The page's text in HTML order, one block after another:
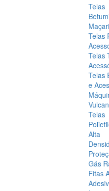
Telas
Telas
Telas
Telas
e
Telas
Alta
Gás
Fitas